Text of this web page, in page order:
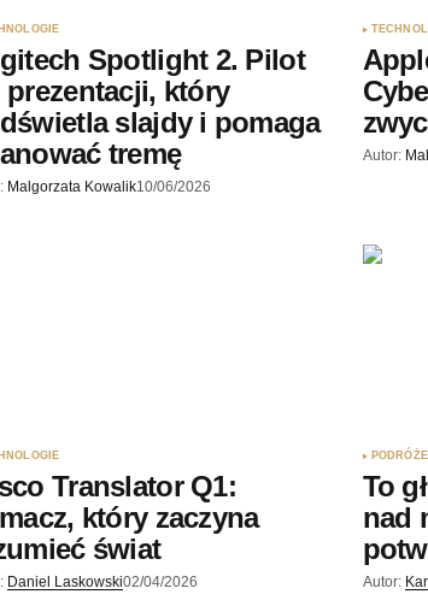
przeglądarce
komentarzy.
Spotlight 2. Pilot
prezentacji, który
slajdy i pomaga
tremę
Malgorzata Kowalik10/06/2026
Autor:
Translator Q1:
który zaczyna
świat
Daniel Laskowski02/04/2026
PODRÓŻE
To
nad
Autor: